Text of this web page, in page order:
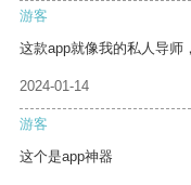
游客
这款app就像我的私人导师
2024-01-14
游客
这个是app神器